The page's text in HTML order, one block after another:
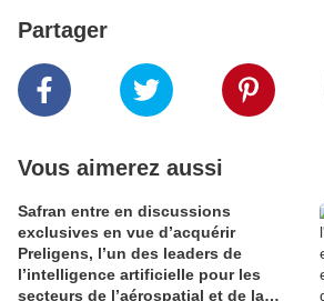
Partager
Vous aimerez aussi
Safran entre en discussions
exclusives en vue d’acquérir
Preligens, l’un des leaders de
l’intelligence artificielle pour les
secteurs de l’aérospatial et de la